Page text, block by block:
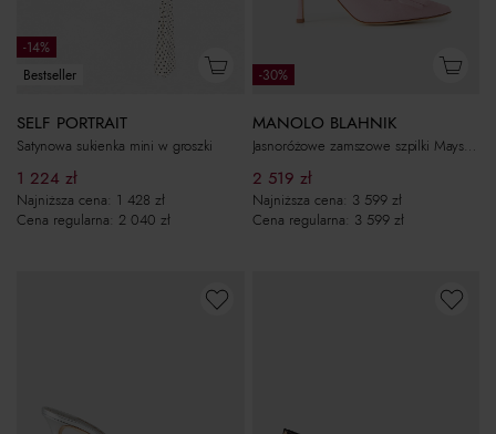
-14%
Bestseller
SELF PORTRAIT
Satynowa sukienka mini w groszki
1 224 zł
Najniższa cena: 1 428 zł
Cena regularna: 2 040 zł
-30%
MANOLO BLAHNIK
Jasnoróżowe zamszowe szpilki Maysale 90
2 519 zł
Najniższa cena: 3 599 zł
Cena regularna: 3 599 zł